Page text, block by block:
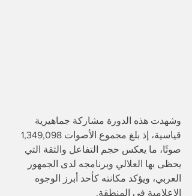
وشهدت هذه الدورة مشاركة جماهيرية
صوتًا، ما يعكس حجم التفاعل والثقة التي
يحظى بها العلالي وبرنامجه لدى الجمهور
العربي، ويؤكد مكانته كأحد أبرز الوجوه
الإعلامية في المنطقة.